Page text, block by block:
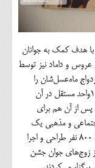
هدف کمک به جوانان
عروس و داماد نیز توسط
ماه‌عسل‌شان را
مهمان هایگاشن باشند. ساختمانی دایره‌ای شکل که ۱۰واحد مستقل در آن
پس از آن هم برای
اجتماعی و مذهبی یک
رستوران بزرگ و یک سالن اجتماعات با ظرفیت حدود ۸۰۰ نفر طراحی و اجرا
زوج‌های جوان جشن